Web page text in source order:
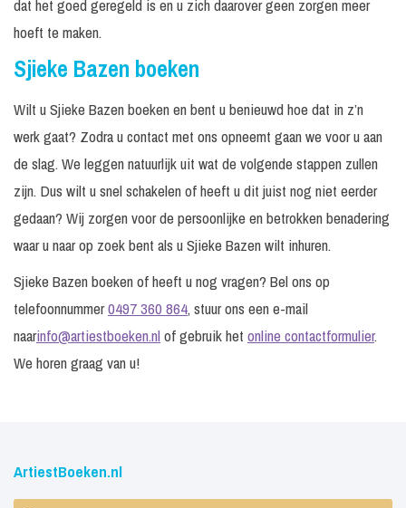
dat het goed geregeld is en u zich daarover geen zorgen meer
hoeft te maken.
Sjieke Bazen boeken
Wilt u Sjieke Bazen boeken en bent u benieuwd hoe dat in z’n
werk gaat? Zodra u contact met ons opneemt gaan we voor u aan
de slag. We leggen natuurlijk uit wat de volgende stappen zullen
zijn. Dus wilt u snel schakelen of heeft u dit juist nog niet eerder
gedaan? Wij zorgen voor de persoonlijke en betrokken benadering
waar u naar op zoek bent als u Sjieke Bazen wilt inhuren.
Sjieke Bazen boeken of heeft u nog vragen? Bel ons op
telefoonnummer0497 360 864, stuur ons een e-mail
naarinfo@artiestboeken.nlof gebruik het online contactformulier.
We horen graag van u!
ArtiestBoeken.nl